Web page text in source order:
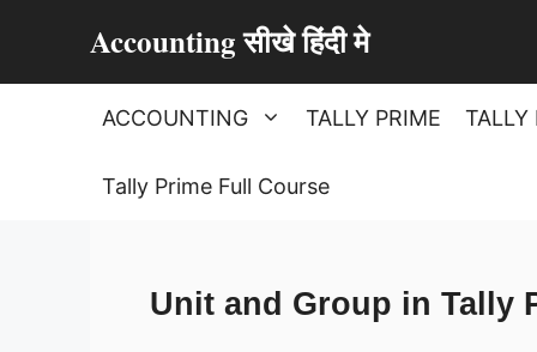
Accounting सीखे हिंदी मे
ACCOUNTING TALLY PRIME TALLY
Tally Prime Full Course
Unit and Group in Tally